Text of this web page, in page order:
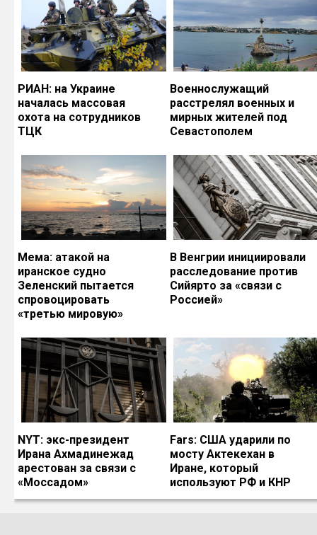
РИАН: на Украине
началась массовая
охота на сотрудников
ТЦК
Военнослужащий
расстрелял военных и
мирных жителей под
Севастополем
Мема: атакой на
иранское судно
Зеленский пытается
спровоцировать
«третью мировую»
В Венгрии инициировали
расследование против
Сийярто за «связи с
Россией»
NYT: экс-президент
Ирана Ахмадинежад
арестован за связи с
«Моссадом»
Fars: США ударили по
мосту Актекехан в
Иране, который
используют РФ и КНР